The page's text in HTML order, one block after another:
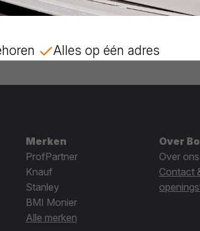
Alles op één adres
Merken
ProfPartner
Knauf
Stanley
BMI Monier
Alle merken
Over
Over ons
Contact